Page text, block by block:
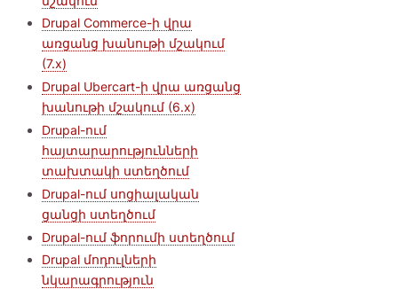
Drupal Commerce-ի վրա
առցանց խանութի մշակում
(7.x)
Drupal Ubercart-ի վրա առցանց
խանութի մշակում (6.x)
Drupal-ում
հայտարարությունների
տախտակի ստեղծում
Drupal-ում սոցիալական
ցանցի ստեղծում
Drupal-ում ֆորումի ստեղծում
Drupal մոդուլների
նկարագրություն